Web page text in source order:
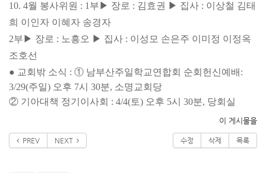
10. 4월 봉사위원 : 1부▶ 장로 : 김효권 ▶ 집사 : 이상철 김태
희 이인자 이혜자 송경자
2부▶ 장로 : 노흥오 ▶ 집사 : 이성모 손은주 이미정 이정옥
조호선
● 교회밖 소식 : ① 남부산주일학교연합회 순회헌신예배:
3/29(주일) 오후 7시 30분, 소명교회당
② 기아대책 정기이사회 : 4/4(토) 오후 5시 30분, 당회실
이 게시물을
PREV NEXT 수정 삭제 목록